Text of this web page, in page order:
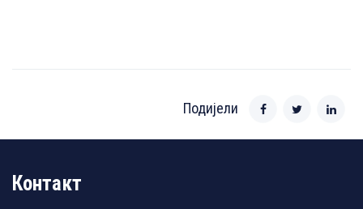
Подијели
Контакт